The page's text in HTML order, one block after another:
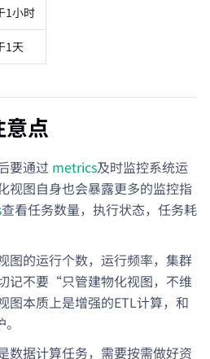
1小时
1天
点
要通过 metrics及时监控系统运
视图自身也会暴露更多的监控指
查看任务数量，执行状态，任务耗
图的运行个数，运行频率，集群
记不要“只管建物化视图，不维
本质上是增强的ETL计算，和
数据计算任务，需要按需做好资